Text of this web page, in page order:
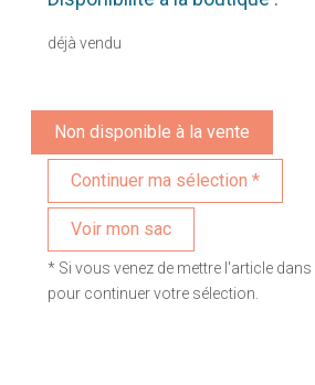
déjà vendu
Non disponible à la vente
Voir mon sac
* Si vous venez de mettre l'article
pour continuer votre sélection.